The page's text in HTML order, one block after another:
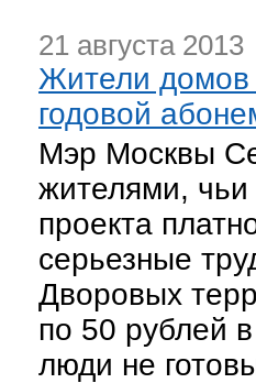
21 августа 2013
Жители домов
годовой
Мэр Москвы
жителями,
проекта
серьезные
Дворовых
по 50 рублей
люди не